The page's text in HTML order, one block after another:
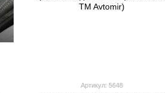
Артикул: 5648